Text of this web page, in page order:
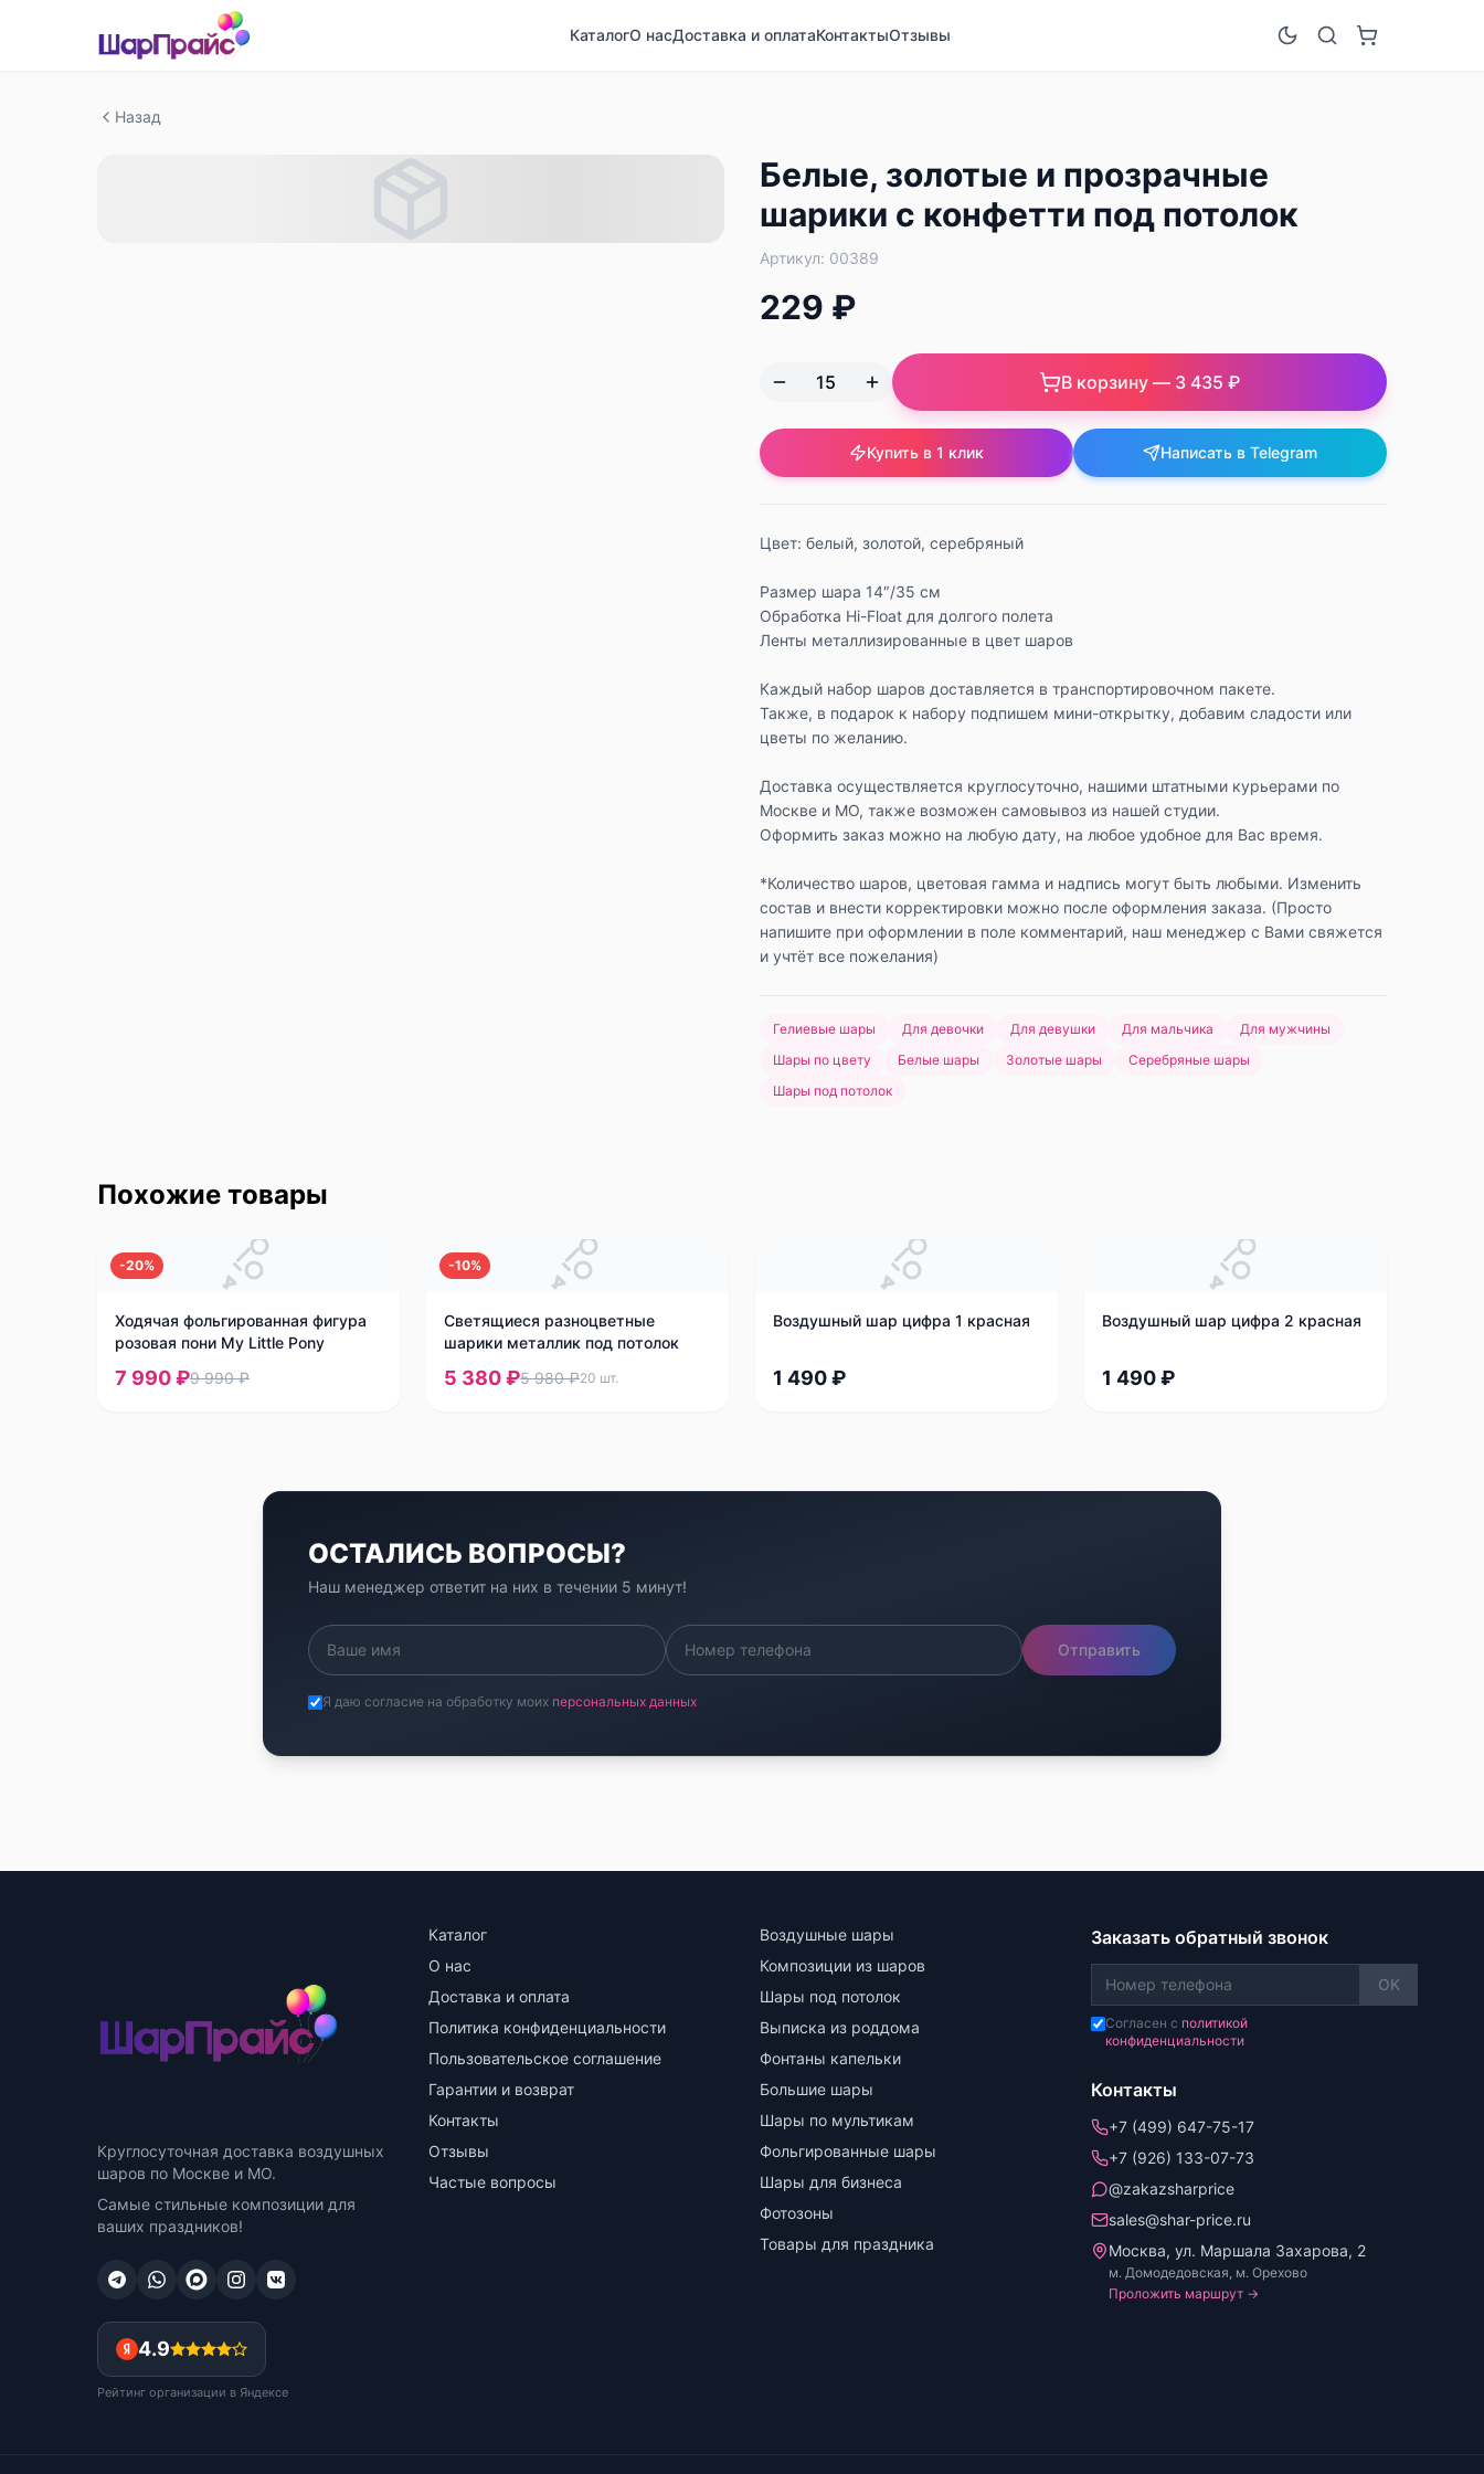
КаталогО насДоставка и оплатаКонтактыОтзывы
Назад
Белые, золотые и прозрачные
шарики с конфетти под потолок
Артикул: 00389
229 ₽
В корзину — 3 435 ₽
Купить в 1 клик Написать в Telegram
Цвет: белый, золотой, серебряный
Размер шара 14″/35 см
Обработка Hi-Float для долгого полета
Ленты металлизированные в цвет шаров
Каждый набор шаров доставляется в транспортировочном пакете.
Также, в подарок к набору подпишем мини-открытку, добавим сладости или
цветы по желанию.
Доставка осуществляется круглосуточно, нашими штатными курьерами по
Москве и МО, также возможен самовывоз из нашей студии.
Оформить заказ можно на любую дату, на любое удобное для Вас время.
*Количество шаров, цветовая гамма и надпись могут быть любыми. Изменить
состав и внести корректировки можно после оформления заказа. (Просто
напишите при оформлении в поле комментарий, наш менеджер с Вами свяжется
и учтёт все пожелания)
Гелиевые шары Для девочки Для девушки Для мальчика
Для мужчины
Шары по цвету
Белые шары Золотые шары
Серебряные шары
Шары под потолок
Похожие товары
-20%
Ходячая фольгированная фигура
розовая пони My Little Pony
7 990 ₽9 990 ₽
-10%
Светящиеся разноцветные
шарики металлик под потолок
5 380 ₽5 980 ₽20 шт.
Воздушный шар цифра 1 красная
1 490 ₽
Воздушный шар цифра 2 красная
1 490 ₽
ОСТАЛИСЬ ВОПРОСЫ?
Наш менеджер ответит на них в течении 5 минут!
Отправить
Я даю согласие на обработку моих персональных данных
Круглосуточная доставка воздушных
шаров по Москве и МО.
Самые стильные композиции для
ваших праздников!
4.9
Рейтинг организации в Яндексе
Каталог
О нас
Доставка и оплата
Политика конфиденциальности
Пользовательское соглашение
Гарантии и возврат
Контакты
Отзывы
Частые вопросы
Воздушные шары
Композиции из шаров
Шары под потолок
Выписка из роддома
Фонтаны капельки
Большие шары
Шары по мультикам
Фольгированные шары
Шары для бизнеса
Фотозоны
Товары для праздника
Заказать обратный звонок
OK
Согласен с политикой
конфиденциальности
Контакты
+7 (499) 647-75-17
+7 (926) 133-07-73
@zakazsharprice
sales@shar-price.ru
Москва, ул. Маршала Захарова, 2
м. Домодедовская, м. Орехово
Проложить маршрут →